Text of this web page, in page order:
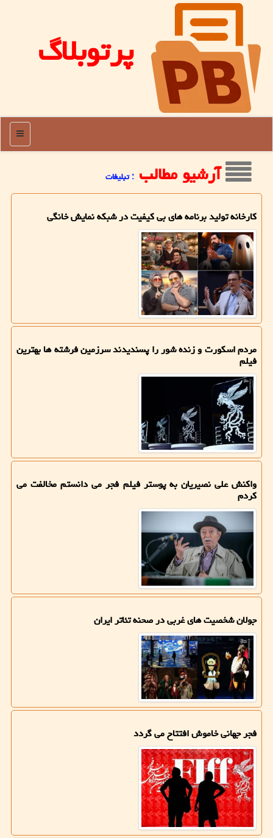
پرتوبلاگ
منو
آرشیو مطالب : تبلیغات
کارخانه تولید برنامه های بی کیفیت در شبکه نمایش خانگی
مردم اسکورت و زنده شور را پسندیدند سرزمین فرشته ها بهترین
فیلم
واکنش علی نصیریان به پوستر فیلم فجر می دانستم مخالفت می
کردم
جولان شخصیت های غربی در صحنه تئاتر ایران
فجر جهانی خاموش افتتاح می گردد